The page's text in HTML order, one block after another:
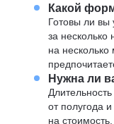
Какой
Готовы ли вы
за
на
Нужна ли
от полугода
на